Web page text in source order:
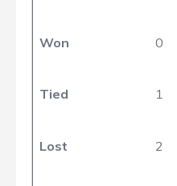
Won 0
Tied 1
Lost 2